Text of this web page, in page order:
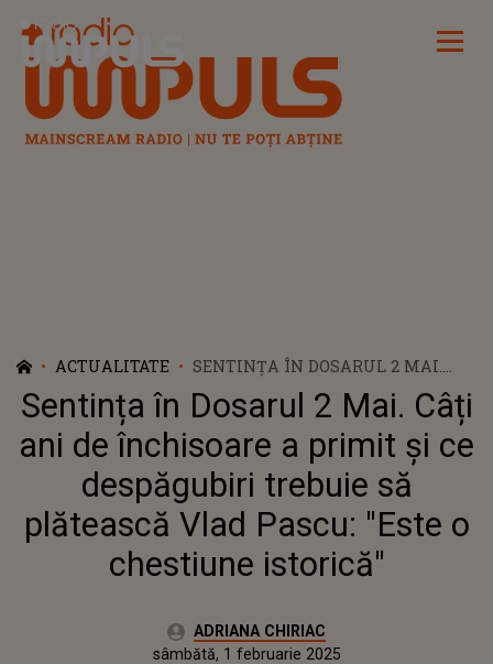
Radio Impuls
ACTUALITATE
SENTINȚA ÎN DOSARUL 2 MAI.
CÂȚI ANI DE ÎNCHISOARE A
PRIMIT ȘI CE DESPĂGUBIRI
TREBUIE SĂ PLĂTEASCĂ VLAD
PASCU: "ESTE O CHESTIUNE
ISTORICĂ"
Sentința în Dosarul 2 Mai. Câți
ani de închisoare a primit și ce
despăgubiri trebuie să
plătească Vlad Pascu: "Este o
chestiune istorică"
Autor:ADRIANA CHIRIAC
sâmbătă, 1 februarie 2025
Actualizat:
sâmbătă, 1 februarie 2025